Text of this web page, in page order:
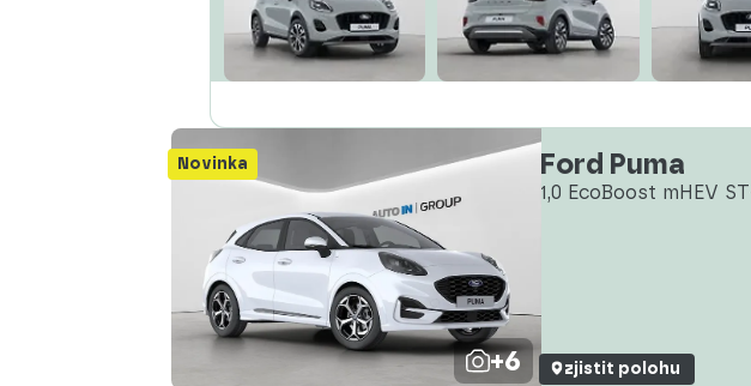
Novinka
+6
Ford Puma
1,0 EcoBoost mHEV
zjistit polohu